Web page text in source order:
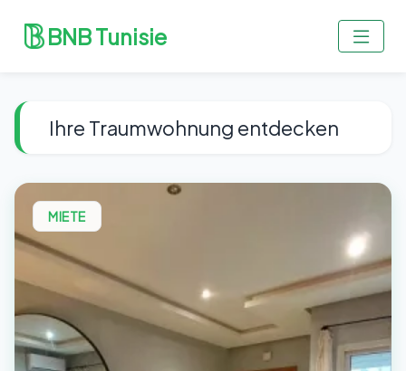
BNB Tunisie
Ihre Traumwohnung entdecken
MIETE